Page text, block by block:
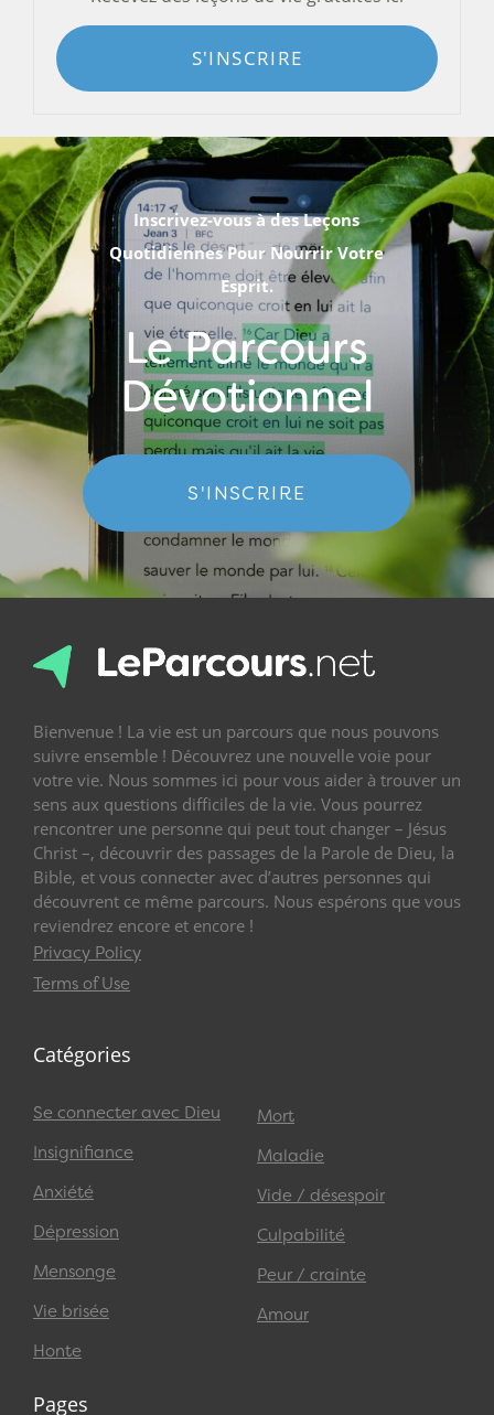
S'INSCRIRE
Inscrivez-vous à des Leçons
Quotidiennes Pour Nourrir Votre
Esprit.
Le Parcours
Dévotionnel
S'INSCRIRE
Bienvenue ! La vie est un parcours que nous pouvons
suivre ensemble ! Découvrez une nouvelle voie pour
votre vie. Nous sommes ici pour vous aider à trouver un
sens aux questions difficiles de la vie. Vous pourrez
rencontrer une personne qui peut tout changer – Jésus
Christ –, découvrir des passages de la Parole de Dieu, la
Bible, et vous connecter avec d’autres personnes qui
découvrent ce même parcours. Nous espérons que vous
reviendrez encore et encore !
Privacy Policy
Terms of Use
Catégories
Se connecter avec Dieu
Insignifiance
Anxiété
Dépression
Mensonge
Vie brisée
Honte
Mort
Maladie
Vide / désespoir
Culpabilité
Peur / crainte
Amour
Pages